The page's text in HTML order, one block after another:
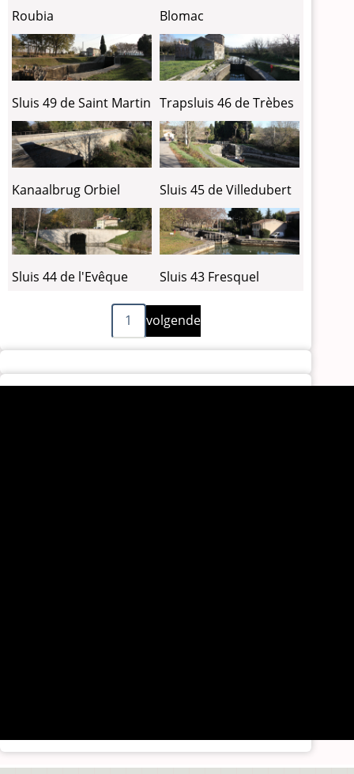
Roubia Blomac
Sluis 49 de Saint Martin Trapsluis 46 de Trèbes
Kanaalbrug Orbiel Sluis 45 de Villedubert
Sluis 44 de l'Evêque Sluis 43 Fresquel
1
Volgende
pagina
volgende